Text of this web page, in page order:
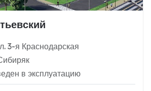
3-я Краснодарская
в эксплуатацию